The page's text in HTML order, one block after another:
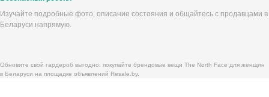
Изучайте подробные фото, описание состояния и общайтесь с продавцами в
Беларуси напрямую.
Обновите свой гардероб выгодно: покупайте брендовые вещи The North Face для женщин
в Беларуси на площадке объявлений Resale.by.